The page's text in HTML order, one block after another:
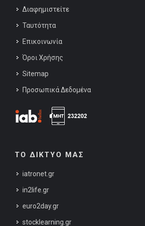
Διαφημιστείτε
Ταυτότητα
Επικοινωνία
Όροι Χρήσης
Sitemap
Προσωπικά Δεδομένα
ΤΟ ΔΙΚΤΥΟ ΜΑΣ
iatronet.gr
in2life.gr
euro2day.gr
stocklearning.gr